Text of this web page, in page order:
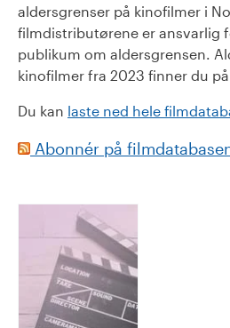
aldersgrenser på kinofilmer i
filmdistributørene er ansvarlig
publikum om aldersgrensen.
kinofilmer fra 2023 finner du
Du kan laste ned hele
Abonnér på